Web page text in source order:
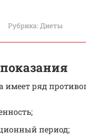
Рубрика:Диеты
имеет ряд
период;